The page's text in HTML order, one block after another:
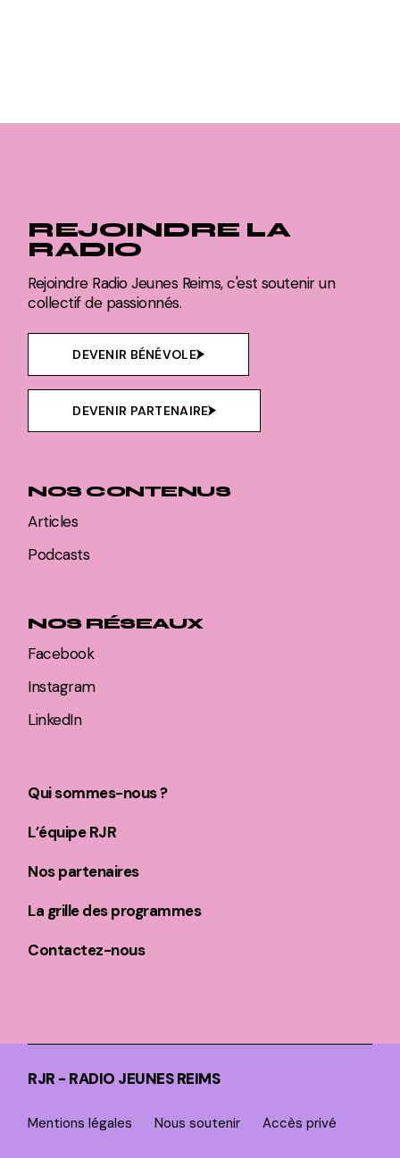
REJOINDRE LA
RADIO
Rejoindre Radio Jeunes Reims, c'est soutenir un
collectif de passionnés.
DEVENIR BÉNÉVOLE
DEVENIR PARTENAIRE
NOS CONTENUS
Articles
Podcasts
NOS RÉSEAUX
Facebook
Instagram
LinkedIn
Qui sommes-nous ?
L’équipe RJR
Nos partenaires
La grille des programmes
Contactez-nous
RJR - RADIO JEUNES REIMS
Mentions légales Nous soutenir Accès privé